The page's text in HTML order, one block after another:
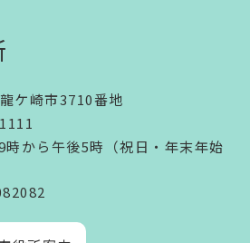
ケ崎市3710番地
時から午後5時（祝日・年末年始